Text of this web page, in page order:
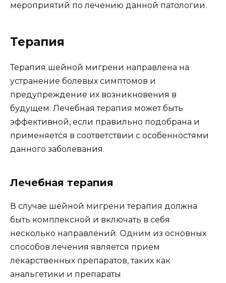
мероприятий по лечению данной патологии.
Терапия
Терапия шейной мигрени направлена на
устранение болевых симптомов и
предупреждение их возникновения в
будущем. Лечебная терапия может быть
эффективной, если правильно подобрана и
применяется в соответствии с особенностями
данного заболевания.
Лечебная терапия
В случае шейной мигрени терапия должна
быть комплексной и включать в себя
несколько направлений. Одним из основных
способов лечения является прием
лекарственных препаратов, таких как
анальгетики и препараты